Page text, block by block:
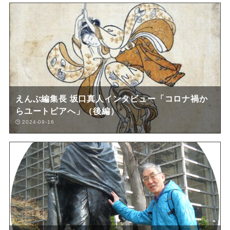
えんぶ編集長 坂口真人インタビュー「コロナ禍か
らユートピアへ」（後編）
2024-09-16